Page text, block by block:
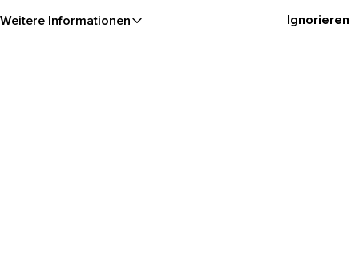
Weitere Informationen Ignorieren